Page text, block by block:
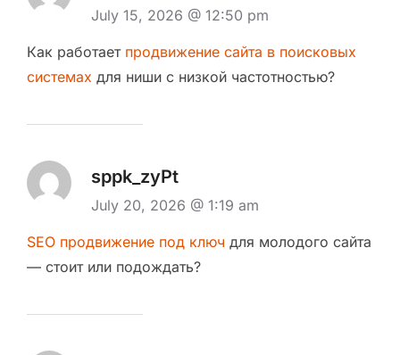
July 15, 2026 @ 12:50 pm
Как работает продвижение сайта в поисковых
системах для ниши с низкой частотностью?
sppk_zyPt
July 20, 2026 @ 1:19 am
SEO продвижение под ключ для молодого сайта
— стоит или подождать?